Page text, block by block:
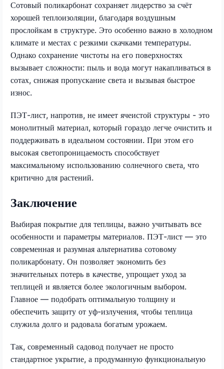
Сотовый поликарбонат сохраняет лидерство за счёт
хорошей теплоизоляции, благодаря воздушным
прослойкам в структуре. Это особенно важно в холодном
климате и местах с резкими скачками температуры.
Однако сохранение чистоты на его поверхностях
вызывает сложности: пыль и вода могут накапливаться в
сотах, снижая пропускание света и вызывая быстрое
износ.
ПЭТ-лист, напротив, не имеет ячеистой структуры - это
монолитный материал, который гораздо легче очистить и
поддерживать в идеальном состоянии. При этом его
высокая светопроницаемость способствует
максимальному использованию солнечного света, что
критично для растений.
Заключение
Выбирая покрытие для теплицы, важно учитывать все
особенности и параметры материалов. ПЭТ-лист — это
современная и разумная альтернатива сотовому
поликарбонату. Он позволяет экономить без
значительных потерь в качестве, упрощает уход за
теплицей и является более экологичным выбором.
Главное — подобрать оптимальную толщину и
обеспечить защиту от уф-излучения, чтобы теплица
служила долго и радовала богатым урожаем.
Так, современный садовод получает не просто
стандартное укрытие, а продуманную функциональную